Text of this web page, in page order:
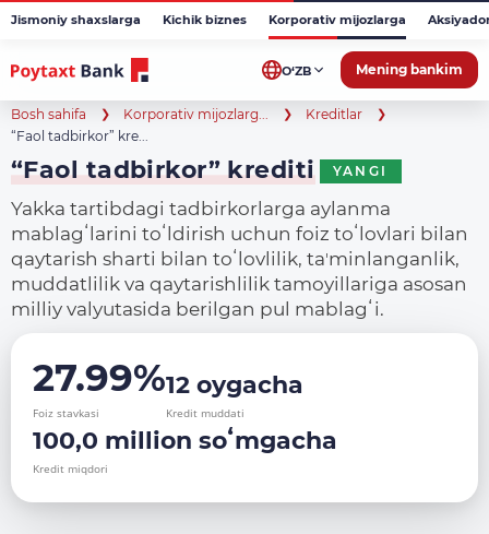
Jismoniy shaxslarga Kichik biznes Korporativ mijozlarga
O‘ZB Mening bankim
Bosh sahifa Korporativ mijozlarg...
Kreditlar
“Faol tadbirkor” kre...
“Faol tadbirkor” krediti YANGI
Yakka tartibdagi tadbirkorlarga aylanma
mablagʻlarini toʻldirish uchun foiz toʻlovlari bilan
qaytarish sharti bilan toʻlovlilik, taʼminlanganlik,
muddatlilik va qaytarishlilik tamoyillariga asosan
milliy valyutasida berilgan pul mablagʻi.
27.99%
Foiz stavkasi
12 oygacha
Kredit muddati
100,0 million soʻmgacha
Kredit miqdori